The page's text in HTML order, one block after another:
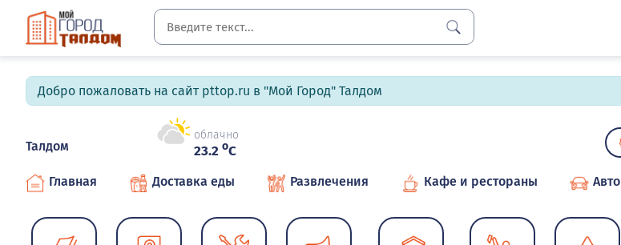
Добро пожаловать на сайт pttop.ru в "Мой Город" Талдом
Талдом
облачно
23.2 oC
Главная Доставка еды Развлечения Кафе и рестораны Авто